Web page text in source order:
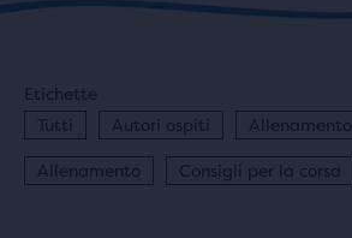
Etichette
Tutti
Autori ospiti Allenamento
Allenamento Consigli per la corsa